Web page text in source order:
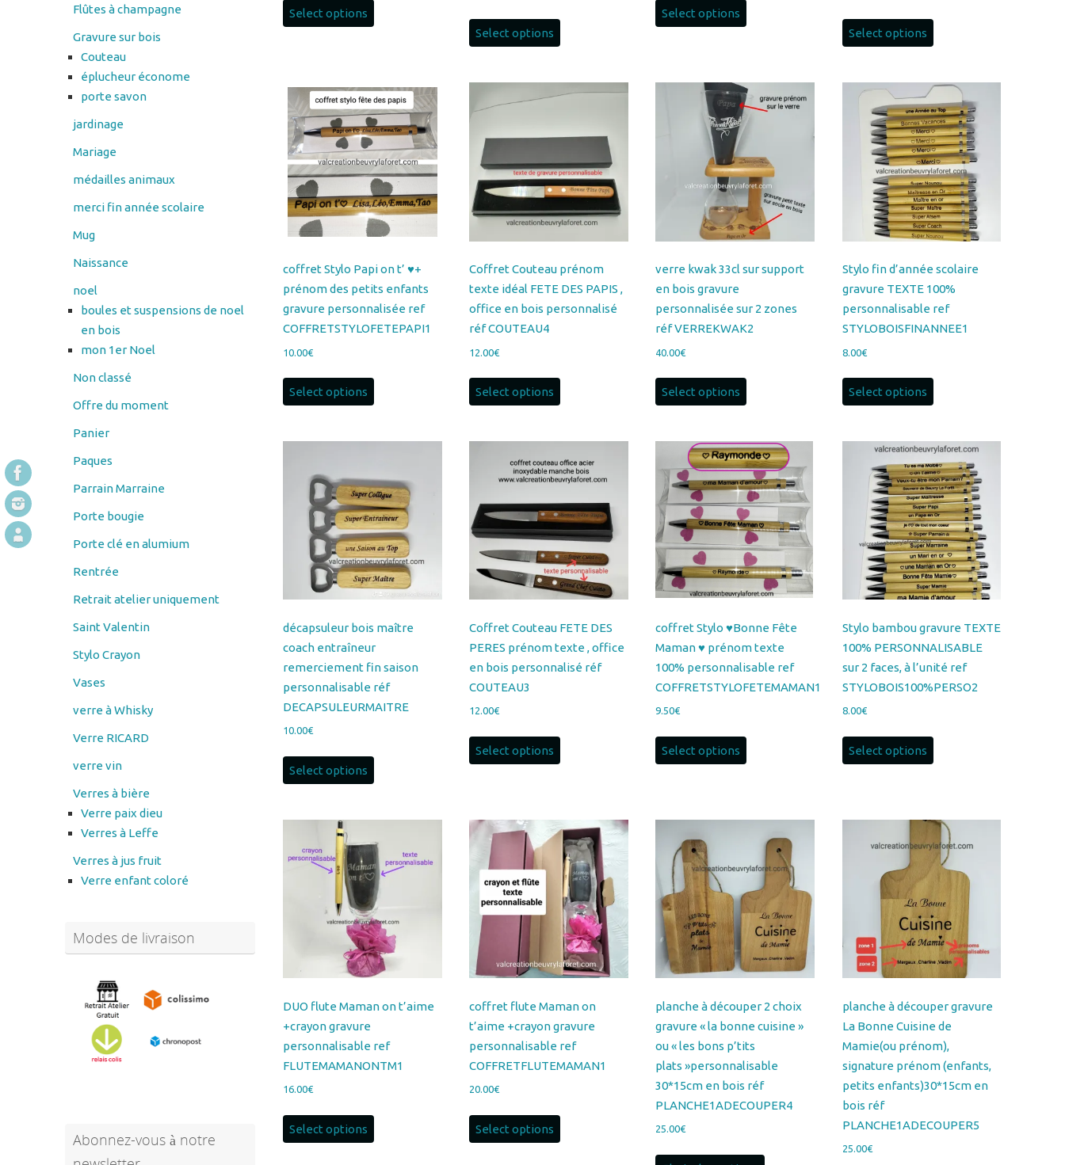
Select options
Select options
Select options
Select options
coffret Stylo Papi on t’ ♥+
prénom des petits enfants
gravure personnalisée ref
COFFRETSTYLOFETEPAPI1
10.00€
Select options
Coffret Couteau prénom
texte idéal FETE DES PAPIS ,
office en bois personnalisé
réf COUTEAU4
12.00€
Select options
verre kwak 33cl sur support
en bois gravure
personnalisée sur 2 zones
réf VERREKWAK2
40.00€
Select options
Stylo fin d’année scolaire
gravure TEXTE 100%
personnalisable ref
STYLOBOISFINANNEE1
8.00€
Select options
décapsuleur bois maître
coach entraîneur
remerciement fin saison
personnalisable réf
DECAPSULEURMAITRE
10.00€
Select options
Coffret Couteau FETE DES
PERES prénom texte , office
en bois personnalisé réf
COUTEAU3
12.00€
Select options
coffret Stylo ♥Bonne Fête
Maman ♥ prénom texte
100% personnalisable ref
COFFRETSTYLOFETEMAMAN1
9.50€
Select options
Stylo bambou gravure TEXTE
100% PERSONNALISABLE
sur 2 faces, à l’unité ref
STYLOBOIS100%PERSO2
8.00€
Select options
DUO flute Maman on t’aime
+crayon gravure
personnalisable ref
FLUTEMAMANONTM1
16.00€
Select options
coffret flute Maman on
t’aime +crayon gravure
personnalisable ref
COFFRETFLUTEMAMAN1
20.00€
Select options
planche à découper 2 choix
gravure « la bonne cuisine »
ou « les bons p’tits
plats »personnalisable
30*15cm en bois réf
PLANCHE1ADECOUPER4
25.00€
planche à découper gravure
La Bonne Cuisine de
Mamie(ou prénom),
signature prénom (enfants,
petits enfants)30*15cm en
bois réf
PLANCHE1ADECOUPER5
25.00€
Flûtes à champagne
Gravure sur bois
Couteau
éplucheur économe
porte savon
jardinage
Mariage
médailles animaux
merci fin année scolaire
Mug
Naissance
noel
boules et suspensions de noel
en bois
mon 1er Noel
Non classé
Offre du moment
Panier
Paques
Parrain Marraine
Porte bougie
Porte clé en alumium
Rentrée
Retrait atelier uniquement
Saint Valentin
Stylo Crayon
Vases
verre à Whisky
Verre RICARD
verre vin
Verres à bière
Verre paix dieu
Verres à Leffe
Verres à jus fruit
Verre enfant coloré
Modes de livraison
Abonnez-vous à notre